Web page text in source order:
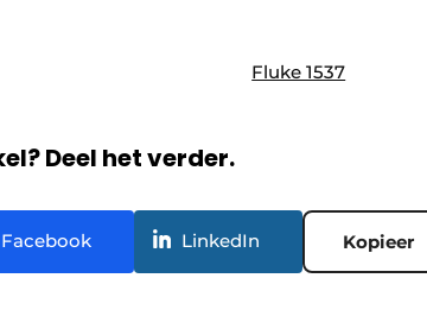
Fluke 1537
Deel het verder.
Facebook LinkedIn Kopieer